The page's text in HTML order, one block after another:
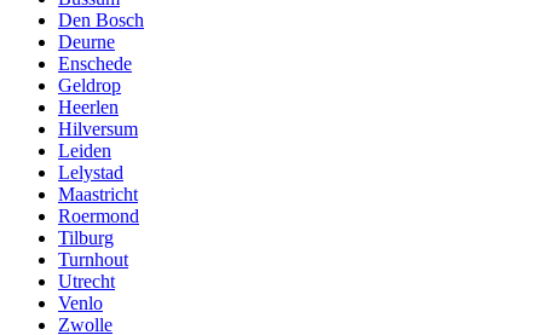
Den Bosch
Deurne
Enschede
Geldrop
Heerlen
Hilversum
Leiden
Lelystad
Maastricht
Roermond
Tilburg
Turnhout
Utrecht
Venlo
Zwolle